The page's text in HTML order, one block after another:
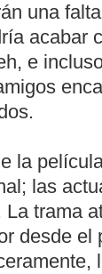
una
acabar
e
la
las
La trama
desde el